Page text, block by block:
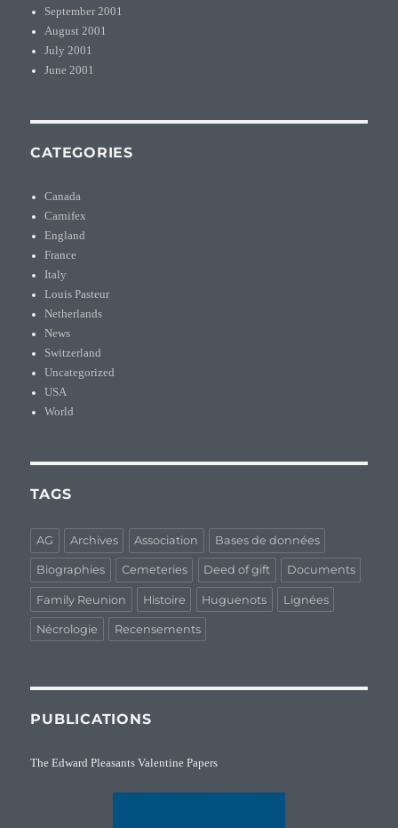
September 2001
August 2001
July 2001
June 2001
CATEGORIES
Canada
Carnifex
England
France
Italy
Louis Pasteur
Netherlands
News
Switzerland
Uncategorized
USA
World
TAGS
AG Archives Association Bases de données
Biographies Cemeteries Deed of gift Documents
Family Reunion Histoire Huguenots Lignées
Nécrologie Recensements
PUBLICATIONS
The Edward Pleasants Valentine Papers